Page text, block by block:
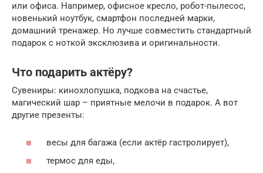
или офиса. Например, офисное кресло, робот-пылесос,
новенький ноутбук, смартфон последней марки,
домашний тренажер. Но лучше совместить стандартный
подарок с ноткой эксклюзива и оригинальности.
Что подарить актёру?
Сувениры: кинохлопушка, подкова на счастье,
магический шар – приятные мелочи в подарок. А вот
другие презенты:
весы для багажа (если актёр гастролирует),
термос для еды,